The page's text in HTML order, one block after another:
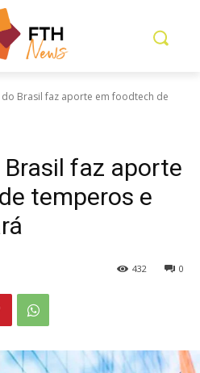
Brasil faz aporte em foodtech de
faz aporte
temperos e
0
432